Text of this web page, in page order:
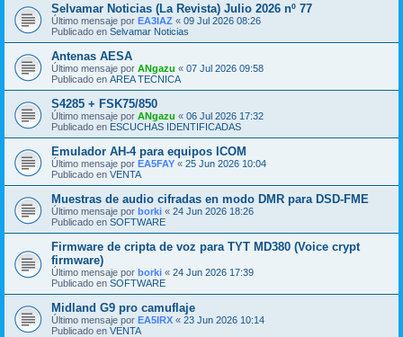
Selvamar Noticias (La Revista) Julio 2026 nº 77
Último mensaje por EA3IAZ « 09 Jul 2026 08:26
Publicado en Selvamar Noticias
Antenas AESA
Último mensaje por ANgazu « 07 Jul 2026 09:58
Publicado en AREA TECNICA
S4285 + FSK75/850
Último mensaje por ANgazu « 06 Jul 2026 17:32
Publicado en ESCUCHAS IDENTIFICADAS
Emulador AH-4 para equipos ICOM
Último mensaje por EA5FAY « 25 Jun 2026 10:04
Publicado en VENTA
Muestras de audio cifradas en modo DMR para DSD-FME
Último mensaje por borki « 24 Jun 2026 18:26
Publicado en SOFTWARE
Firmware de cripta de voz para TYT MD380 (Voice crypt
firmware)
Último mensaje por borki « 24 Jun 2026 17:39
Publicado en SOFTWARE
Midland G9 pro camuflaje
Último mensaje por EA5IRX « 23 Jun 2026 10:14
Publicado en VENTA